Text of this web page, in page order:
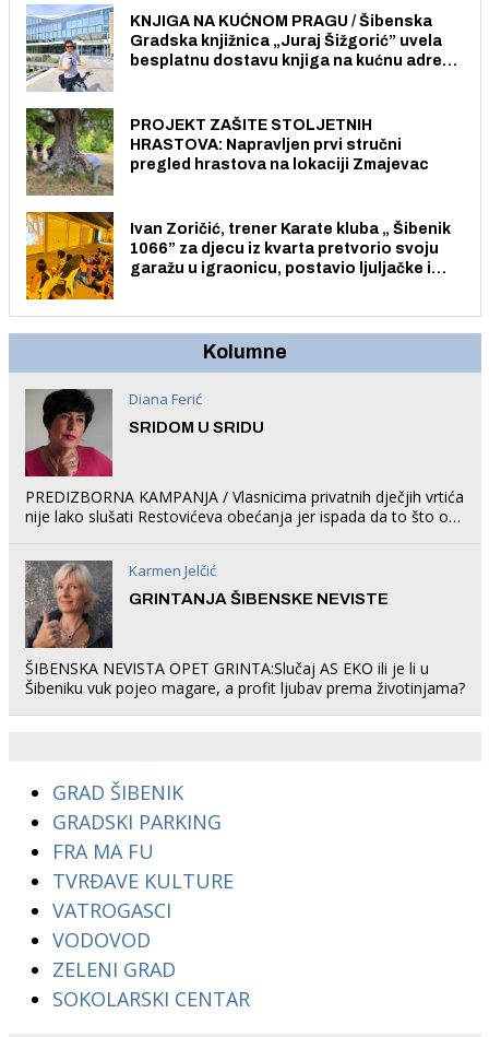
KNJIGA NA KUĆNOM PRAGU / Šibenska
Gradska knjižnica „Juraj Šižgorić” uvela
besplatnu dostavu knjiga na kućnu adresu
PROJEKT ZAŠITE STOLJETNIH
HRASTOVA: Napravljen prvi stručni
pregled hrastova na lokaciji Zmajevac
Ivan Zoričić, trener Karate kluba „ Šibenik
1066” za djecu iz kvarta pretvorio svoju
garažu u igraonicu, postavio ljuljačke i
Kolumne
Diana Ferić
SRIDOM U SRIDU
PREDIZBORNA KAMPANJA / Vlasnicima privatnih dječjih vrtića
nije lako slušati Restovićeva obećanja jer ispada da to što oni
Karmen Jelčić
GRINTANJA ŠIBENSKE NEVISTE
ŠIBENSKA NEVISTA OPET GRINTA:Slučaj AS EKO ili je li u
Šibeniku vuk pojeo magare, a profit ljubav prema životinjama?
GRAD ŠIBENIK
GRADSKI PARKING
FRA MA FU
TVRĐAVE KULTURE
VATROGASCI
VODOVOD
ZELENI GRAD
SOKOLARSKI CENTAR